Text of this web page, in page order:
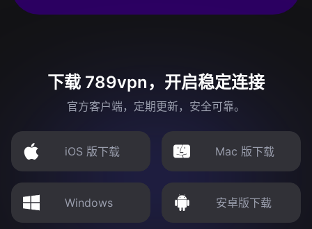
下载 789vpn，开启稳定连接
官方客户端，定期更新，安全可靠。
iOS 版下载 Mac 版下载
Windows 安卓版下载